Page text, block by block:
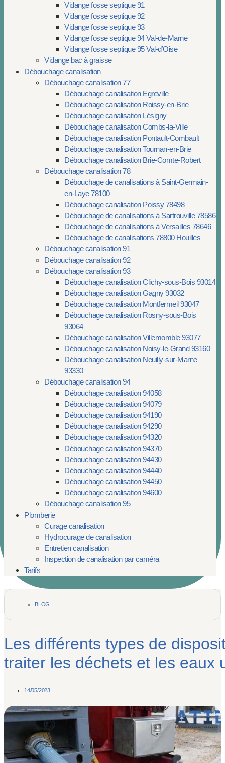
Vidange fosse septique 91
Vidange fosse septique 92
Vidange fosse septique 93
Vidange fosse septique 94 Val-de-Marne
Vidange fosse septique 95 Val-d’Oise
Vidange bac à graisse
Débouchage canalisation
Débouchage canalisation 77
Débouchage canalisation Egreville
Débouchage canalisation Roissy-en-Brie
Débouchage canalisation Lésigny
Débouchage canalisation Combs-la-Ville
Débouchage canalisation Pontault-Combault
Débouchage canalisation Tournan-en-Brie
Débouchage canalisation Brie-Comte-Robert
Débouchage canalisation 78
Débouchage de canalisations à Saint-Germain-
en-Laye 78100
Débouchage canalisation Poissy 78498
Débouchage de canalisations à Sartrouville 78586
Débouchage de canalisations à Versailles 78646
Débouchage de canalisations 78800 Houilles
Débouchage canalisation 91
Débouchage canalisation 92
Débouchage canalisation 93
Débouchage canalisation Clichy-sous-Bois 93014
Débouchage canalisation Gagny 93032
Débouchage canalisation Montfermeil 93047
Débouchage canalisation Rosny-sous-Bois
93064
Débouchage canalisation Villemomble 93077
Débouchage canalisation Noisy-le-Grand 93160
Débouchage canalisation Neuilly-sur-Marne
93330
Débouchage canalisation 94
Débouchage canalisation 94058
Débouchage canalisation 94079
Débouchage canalisation 94190
Débouchage canalisation 94290
Débouchage canalisation 94320
Débouchage canalisation 94370
Débouchage canalisation 94430
Débouchage canalisation 94440
Débouchage canalisation 94450
Débouchage canalisation 94600
Débouchage canalisation 95
Plomberie
Curage canalisation
Hydrocurage de canalisation
Entretien canalisation
Inspection de canalisation par caméra
Tarifs
BLOG
Les différents types de
traiter les déchets et les eaux
14/05/2023